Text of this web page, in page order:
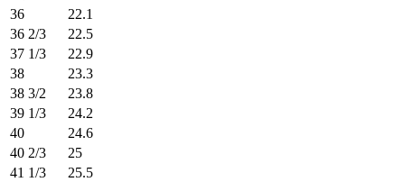
36
22.1
36 2/3
22.5
37 1/3
22.9
38
23.3
38 3/2
23.8
39 1/3
24.2
40
24.6
40 2/3
25
41 1/3
25.5